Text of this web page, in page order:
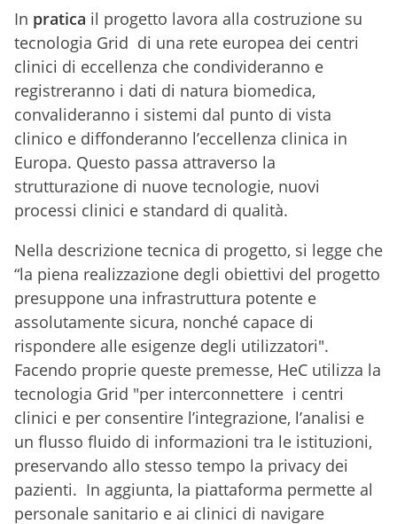
In pratica il progetto lavora alla costruzione su
tecnologia Grid di una rete europea dei centri
clinici di eccellenza che condivideranno e
registreranno i dati di natura biomedica,
convalideranno i sistemi dal punto di vista
clinico e diffonderanno l’eccellenza clinica in
Europa. Questo passa attraverso la
strutturazione di nuove tecnologie, nuovi
processi clinici e standard di qualità.
Nella descrizione tecnica di progetto, si legge che
“la piena realizzazione degli obiettivi del progetto
presuppone una infrastruttura potente e
assolutamente sicura, nonché capace di
rispondere alle esigenze degli utilizzatori".
Facendo proprie queste premesse, HeC utilizza la
tecnologia Grid "per interconnettere i centri
clinici e per consentire l’integrazione, l’analisi e
un flusso fluido di informazioni tra le istituzioni,
preservando allo stesso tempo la privacy dei
pazienti. In aggiunta, la piattaforma permette al
personale sanitario e ai clinici di navigare